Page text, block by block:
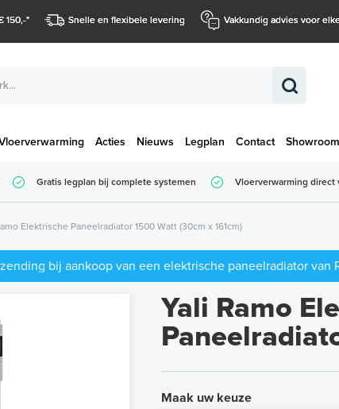
150,-* Snelle en flexibele levering Vakkundig advies voor
Acties Nieuws Legplan Contact Showroom
Gratis legplan bij complete systemen Vloerverwarming direct
Elektrische Paneelradiator 1500 Watt (30cm x 161cm)
bij aankoop van een elektrische paneelradiator van
Yali Ramo
Maak uw keuze